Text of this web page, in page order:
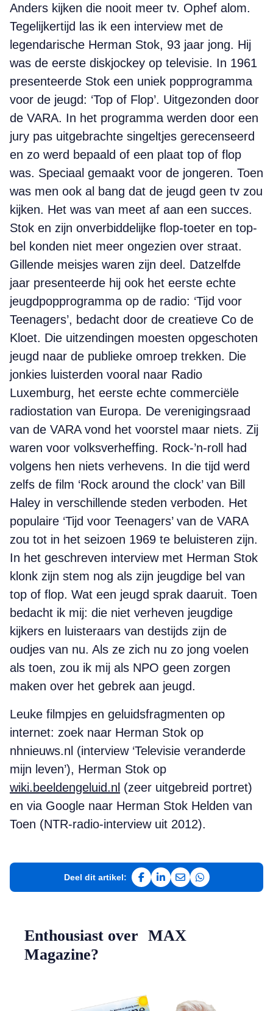
Anders kijken die nooit meer tv. Ophef alom.
Tegelijkertijd las ik een interview met de
legendarische Herman Stok, 93 jaar jong. Hij
was de eerste diskjockey op televisie. In 1961
presenteerde Stok een uniek popprogramma
voor de jeugd: ‘Top of Flop’. Uitgezonden door
de VARA. In het programma werden door een
jury pas uitgebrachte singeltjes gerecenseerd
en zo werd bepaald of een plaat top of flop
was. Speciaal gemaakt voor de jongeren. Toen
was men ook al bang dat de jeugd geen tv zou
kijken. Het was van meet af aan een succes.
Stok en zijn onverbiddelijke flop-toeter en top-
bel konden niet meer ongezien over straat.
Gillende meisjes waren zijn deel. Datzelfde
jaar presenteerde hij ook het eerste echte
jeugdpopprogramma op de radio: ‘Tijd voor
Teenagers’, bedacht door de creatieve Co de
Kloet. Die uitzendingen moesten opgeschoten
jeugd naar de publieke omroep trekken. Die
jonkies luisterden vooral naar Radio
Luxemburg, het eerste echte commerciële
radiostation van Europa. De verenigingsraad
van de VARA vond het voorstel maar niets. Zij
waren voor volksverheffing. Rock-’n-roll had
volgens hen niets verhevens. In die tijd werd
zelfs de film ‘Rock around the clock’ van Bill
Haley in verschillende steden verboden. Het
populaire ‘Tijd voor Teenagers’ van de VARA
zou tot in het seizoen 1969 te beluisteren zijn.
In het geschreven interview met Herman Stok
klonk zijn stem nog als zijn jeugdige bel van
top of flop. Wat een jeugd sprak daaruit. Toen
bedacht ik mij: die niet verheven jeugdige
kijkers en luisteraars van destijds zijn de
oudjes van nu. Als ze zich nu zo jong voelen
als toen, zou ik mij als NPO geen zorgen
maken over het gebrek aan jeugd.
Leuke filmpjes en geluidsfragmenten op
internet: zoek naar Herman Stok op
nhnieuws.nl (interview ‘Televisie veranderde
mijn leven’), Herman Stok op
wiki.beeldengeluid.nl (zeer uitgebreid portret)
en via Google naar Herman Stok Helden van
Toen (NTR-radio-interview uit 2012).
Deel dit artikel:
Deel op Facebook
Deel op LinkedIn
Deel via e-mail
Deel via
Enthousiast over MAX
Magazine?